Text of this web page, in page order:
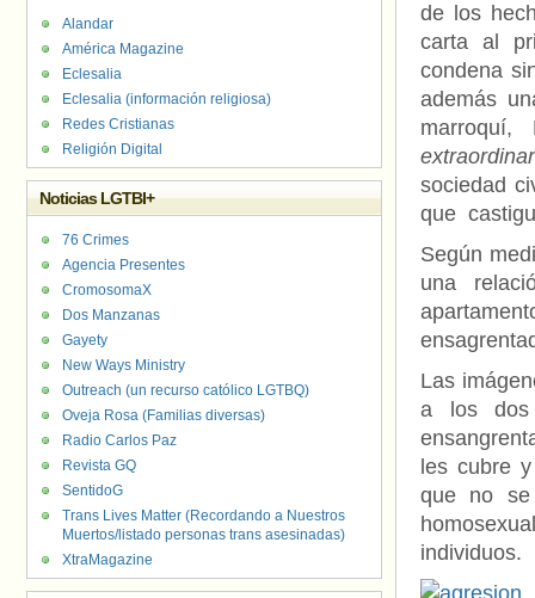
de los
carta al
condena
además
sociedad
que
Según
una
Las
a los dos
les cubre
que no
individuos.
Alandar
América Magazine
Eclesalia
Eclesalia (información religiosa)
Redes Cristianas
Religión Digital
Noticias LGTBI+
76 Crimes
Agencia Presentes
CromosomaX
Dos Manzanas
Gayety
New Ways Ministry
Outreach (un recurso católico LGTBQ)
Oveja Rosa (Familias diversas)
Radio Carlos Paz
Revista GQ
SentidoG
Trans Lives Matter (Recordando a Nuestros
Muertos/listado personas trans asesinadas)
XtraMagazine